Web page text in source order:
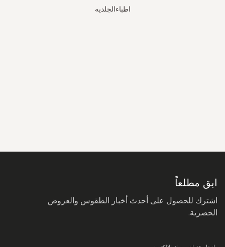
اطباءالجلديه
ابق مطلعاً
اشترك للحصول على أحدث أخبار الطقوس والعروض
الحصرية.